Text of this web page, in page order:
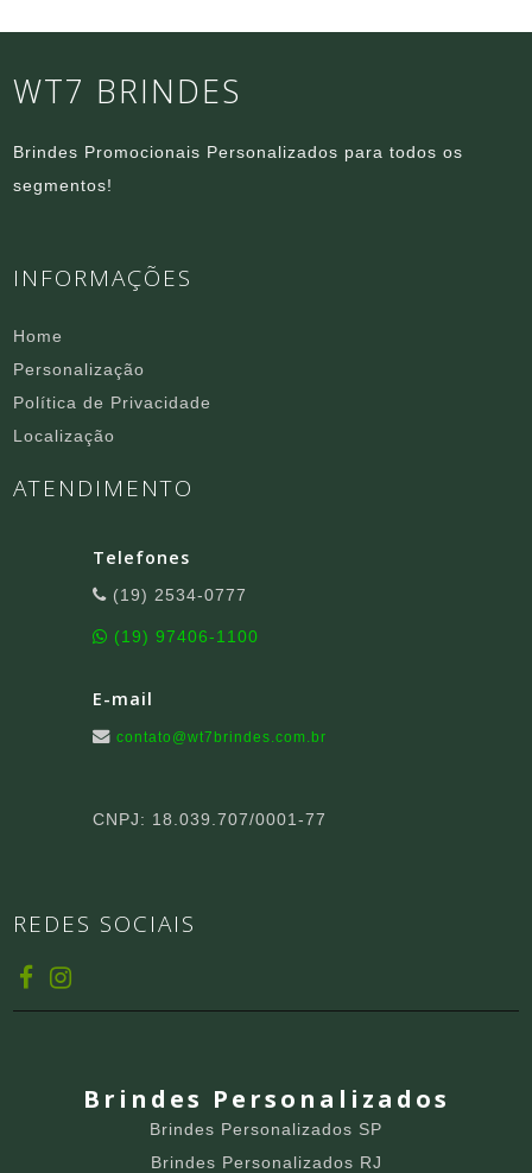
WT7 BRINDES
Brindes Promocionais Personalizados para todos os
segmentos!
INFORMAÇÕES
Home
Personalização
Política de Privacidade
Localização
ATENDIMENTO
Telefones
(19) 2534-0777
(19) 97406-1100
E-mail
contato@wt7brindes.com.br
CNPJ: 18.039.707/0001-77
REDES SOCIAIS
Brindes Personalizados
Brindes Personalizados SP
Brindes Personalizados RJ